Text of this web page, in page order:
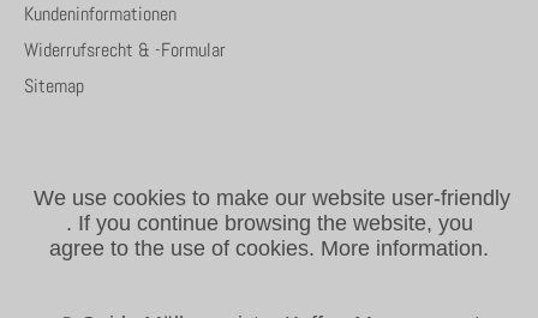
Kundeninformationen
Widerrufsrecht & -Formular
Sitemap
We use cookies to make our website user-friendly
. If you continue browsing the website, you
agree to the use of cookies. More information.